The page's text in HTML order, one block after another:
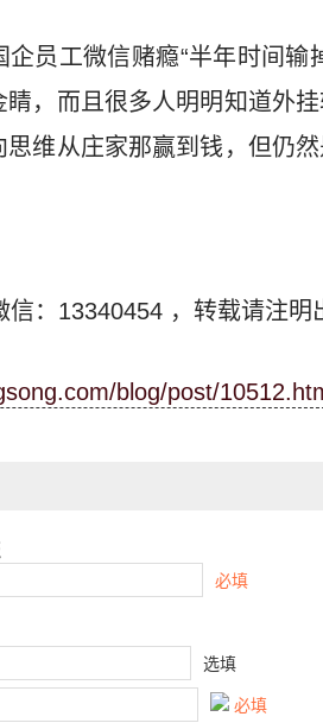
员工微信赌瘾“半年时间输
，而且很多人明明知道外
维从庄家那赢到钱，但仍
信：13340454 ，转载请注明
blog/post/
必填
选填
必填